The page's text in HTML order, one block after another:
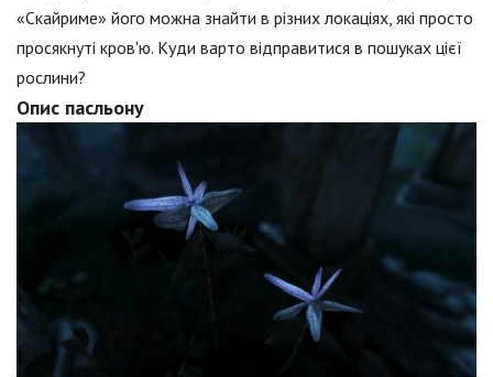
«Скайриме» його можна знайти в різних локаціях, які просто
просякнуті кров'ю. Куди варто відправитися в пошуках цієї
рослини?
Опис пасльону